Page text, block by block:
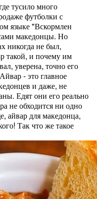
тусило много
футболки с
языке "Вскормлен
македонцы. Но
никогда не был,
такой, и почему им
уверена, точно его
- это главное
и даже, не
Едят они его реально
не обходится ни одно
айвар для македонца,
Так что же такое